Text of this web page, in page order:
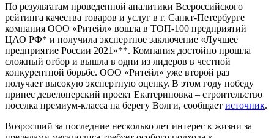
По результатам проведенной аналитики Всероссийского
рейтинга качества товаров и услуг в г. Санкт-Петербурге
компания ООО «Ритейл» вошла в ТОП-100 предприятий
ЦАО РФ* и получила экспертное заключение «Лучшее
предприятие России 2021»**. Компания достойно прошла
сложный отбор и вышла в одни из лидеров в честной
конкурентной борьбе. ООО «Ритейл» уже второй раз
получает высокую экспертную оценку. В этом году победу
принес девелоперский проект Екатериновка – строительство
поселка премиум-класса на берегу Волги, сообщает источник.
Возросший за последние несколько лет интерес к жизни за